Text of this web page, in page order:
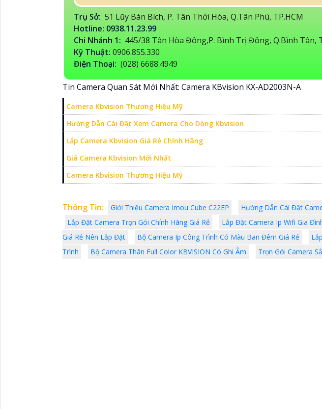
Trụ Sở: 51 Lũy Bán Bích, P. Tân Thới Hòa, Q.Tân Phú, TP.HCM
Hotline: 0938.11.23.99
Chi Nhánh 1: 445/38 Tân Hòa Đông,P. Bình Trị Đông, Q.Bình Tân,
Kỹ Thuật: 0906.855.330
Điện Thoại: (028) 6688.4949
Tin Camera Quan Sát Mới Nhất: Camera KBvision KX-AD2003N-A
Camera Kbvision Thương Hiệu Mỹ
Hường Dẫn Cài Đặt Xem Camera Cho Dòng Kbvision
Lắp Camera Kbvision Giá Rẻ Chính Hãng
Giá Camera Kbvision Mới Nhất
Camera Kbvision Thương Hiệu Mỹ
Thông Tin: Giới Thiệu Camera Imou Cube C22EP
Hướng Dẫn Cài Đặt
Lắp Đặt Camera Trọn Gói Chính Hãng Giá Rẻ
Lắp Đặt Camera Ip Wifi Gia
Giá Rẻ Nên Lắp Đặt
Bộ Camera Ip Công Trình Có Màu Ban Đêm Giá Rẻ
Trình
Bộ Camera Thân Full Color KBVISION Có Ghi Âm Trọn Gói Camera